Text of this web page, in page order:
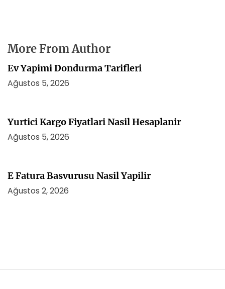
More From Author
Ev Yapimi Dondurma Tarifleri
Ağustos 5, 2026
Yurtici Kargo Fiyatlari Nasil Hesaplanir
Ağustos 5, 2026
E Fatura Basvurusu Nasil Yapilir
Ağustos 2, 2026